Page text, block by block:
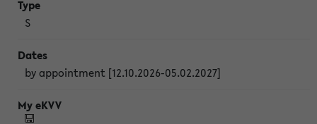
S
by appointment [12.10.2026-05.02.2027]